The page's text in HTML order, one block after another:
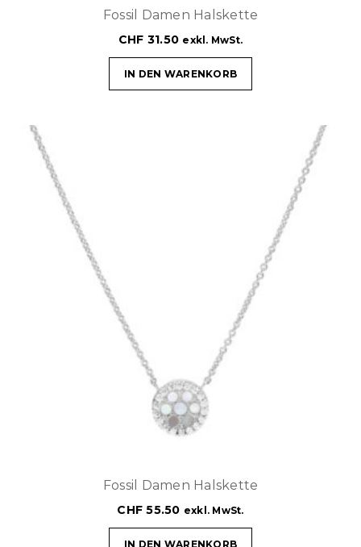
Fossil Damen Halskette
CHF 31.50 exkl. MwSt.
IN DEN WARENKORB
Fossil Damen Halskette
CHF 55.50 exkl. MwSt.
IN DEN WARENKORB